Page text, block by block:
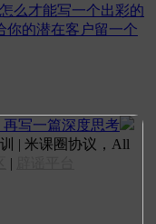
么才能写一个出彩的
你的潜在客户留一个
再写一篇深度思考
| 米课圈协议，All
|